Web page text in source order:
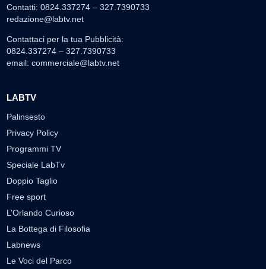
Contatti: 0824.337274 – 327.7390733
redazione@labtv.net
Contattaci per la tua Pubblicità:
0824.337274 – 327.7390733
email: commerciale@labtv.net
LABTV
Palinsesto
Privacy Policy
Programmi TV
Speciale LabTv
Doppio Taglio
Free sport
L’Orlando Curioso
La Bottega di Filosofia
Labnews
Le Voci del Parco